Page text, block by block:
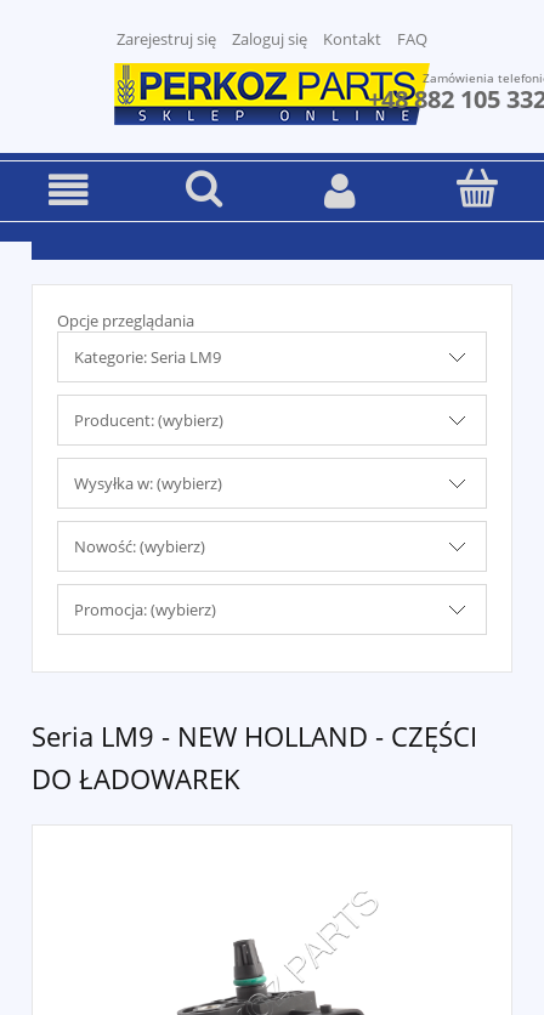
Zarejestruj się Zaloguj się Kontakt FAQ
Zamówienia
+48 882 105
Opcje przeglądania
Kategorie: Seria LM9
Producent: (wybierz)
Wysyłka w: (wybierz)
Nowość: (wybierz)
Promocja: (wybierz)
Seria LM9 - NEW HOLLAND - CZĘŚCI
DO ŁADOWAREK